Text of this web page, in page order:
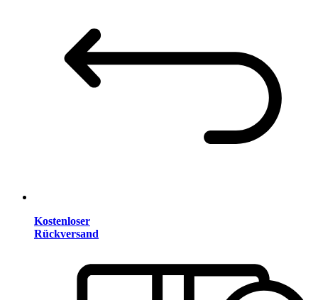
Kostenloser
Rückversand